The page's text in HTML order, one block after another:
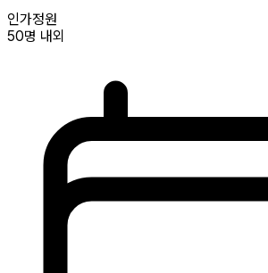
인가정원
50명 내외